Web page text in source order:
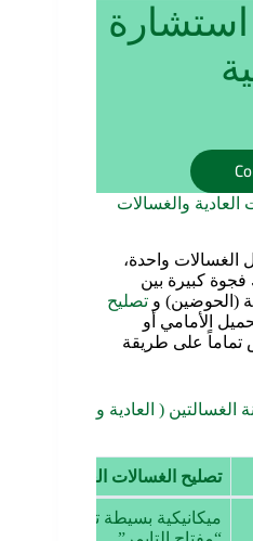
العادية والغسالات
واحدة،
فجوة كبيرة بين
(الحوضين) و تصليح
الأمامي أو
تماماً على طريقة
( العادية و
تصليح الغسالات العادية
ميكانيكية بسيطة تعتمد على